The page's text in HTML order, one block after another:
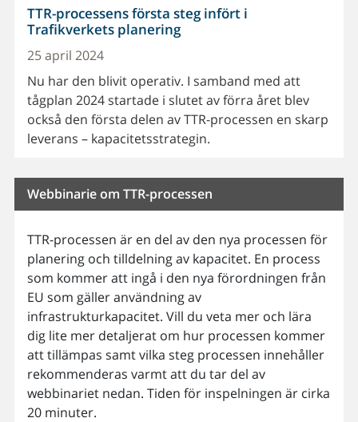
TTR-processens första steg infört i
Trafikverkets planering
25 april 2024
Nu har den blivit operativ. I samband med att
tågplan 2024 startade i slutet av förra året blev
också den första delen av TTR-processen en skarp
leverans – kapacitetsstrategin.
Webbinarie om TTR-processen
TTR-processen är en del av den nya processen för
planering och tilldelning av kapacitet. En process
som kommer att ingå i den nya förordningen från
EU som gäller användning av
infrastrukturkapacitet. Vill du veta mer och lära
dig lite mer detaljerat om hur processen kommer
att tillämpas samt vilka steg processen innehåller
rekommenderas varmt att du tar del av
webbinariet nedan. Tiden för inspelningen är cirka
20 minuter.